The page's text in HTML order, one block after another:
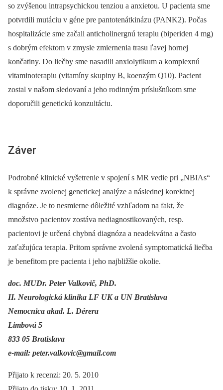
so zvýšenou intrapsychickou tenziou a anxietou. U pacienta sme
potvrdili mutáciu v géne pre pantotenátkinázu (PANK2). Počas
hospitalizácie sme začali anti­cholinergnú terapiu (biperiden 4 mg)
s dobrým efektom v zmysle zmiernenia trasu ľavej hornej
končatiny. Do liečby sme nasadili anxiolytikum a komplexnú
vitaminoterapiu (vitamíny skupiny B, koenzým Q10). Pacient
zostal v našom sledovaní a jeho rodinným príslušníkom sme
doporučili genetickú konzultáciu.
Záver
Podrobné klinické vyšetrenie v spojení s MR vedie pri „NBIAs“
k správne zvolenej genetickej analýze a následnej korektnej
diagnóze. Je to nesmierne dôležité vzhľadom na fakt, že
množstvo pacientov zostáva nediagnostikovaných, resp.
pacientovi je určená chybná diagnóza a neadekvátna a často
zaťažujúca terapia. Pritom správne zvolená symptomatická liečba
je benefitom pre pacienta i jeho naj­bližšie okolie.
doc. MUDr. Peter Valkovič, PhD.
II. Neurologická klinika LF UK a UN Bratislava
Nemocnica akad. L. Dérera
Limbová 5
833 05 Bratislava
e-mail: peter.valkovic@gmail.com
Přijato k recenzi: 20. 5. 2010